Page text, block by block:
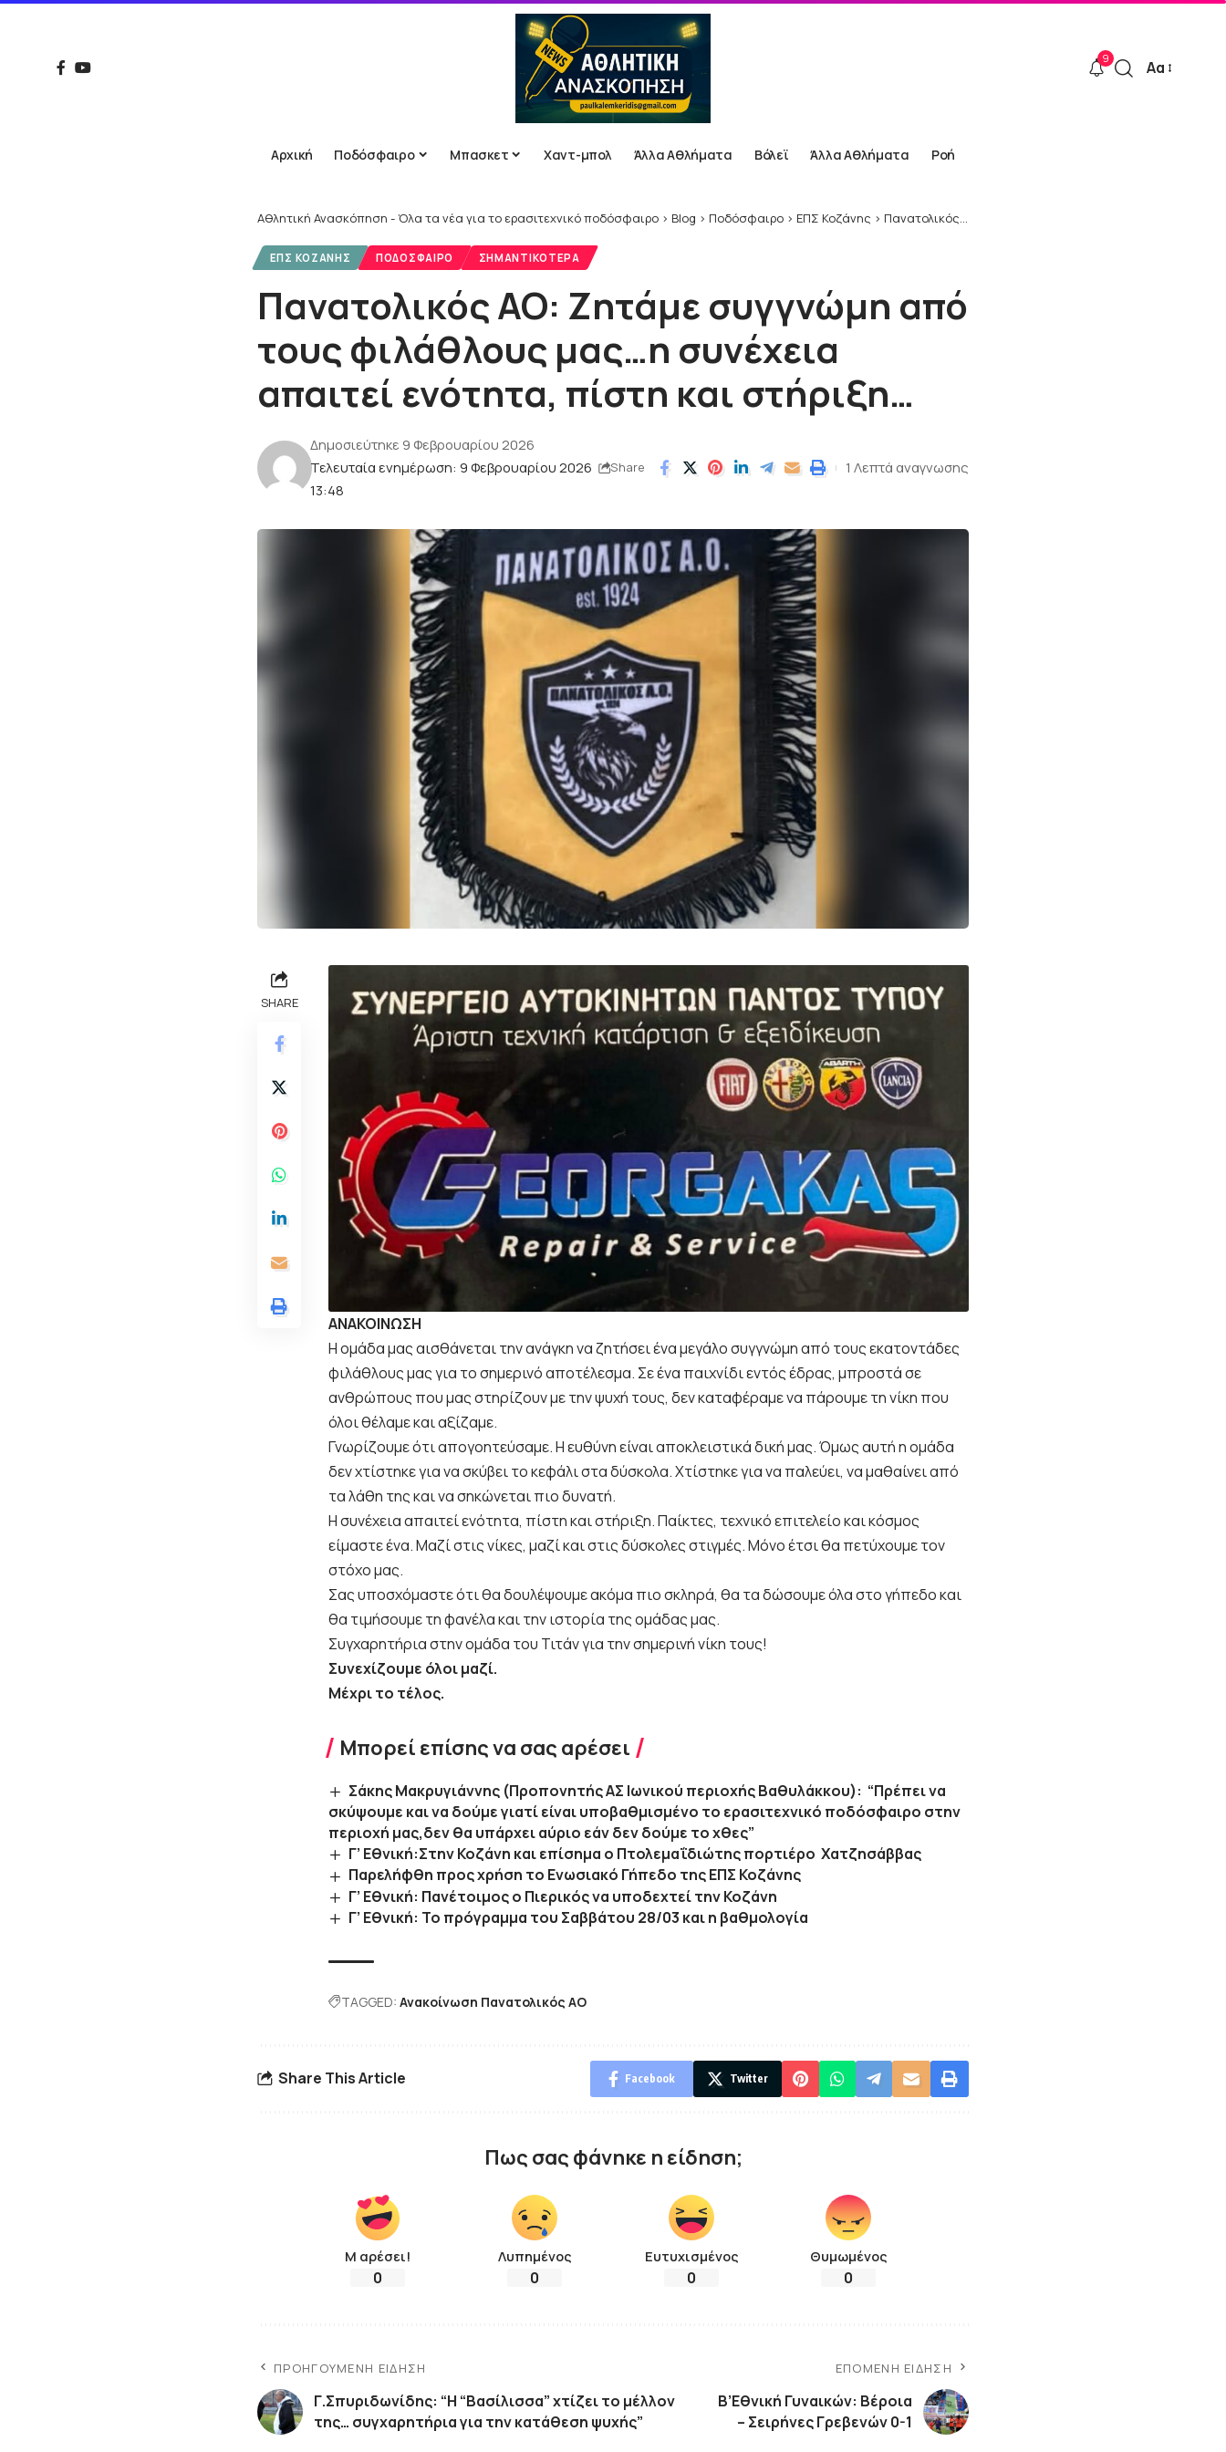
9
Font
Αα
Αρχική Ποδόσφαιρο Μπασκετ Χαντ-μπολ Άλλα Αθλήματα Βόλεϊ Άλλα Αθλήματα Ροή
Αθλητική Ανασκόπηση - Όλα τα νέα για το ερασιτεχνικό ποδόσφαιρο > Blog > Ποδόσφαιρο > ΕΠΣ Κοζάνης > Πανατολικός ΑΟ: Ζητάμε συγγνώμη από τους φιλάθλους μας…η συνέχεια απαιτεί ενότητα, πίστη και στήριξη…
ΕΠΣ ΚΟΖΆΝΗΣ ΠΟΔΌΣΦΑΙΡΟ ΣΗΜΑΝΤΙΚΌΤΕΡΑ
Πανατολικός ΑΟ: Ζητάμε συγγνώμη από
τους φιλάθλους μας…η συνέχεια
απαιτεί ενότητα, πίστη και στήριξη…
Τελευταία ενημέρωση: 9 Φεβρουαρίου 2026
13:48
Δημοσιεύτηκε 9 Φεβρουαρίου 2026
Share 1 Λεπτά αναγνωσης
SHARE
ΑΝΑΚΟΙΝΩΣΗ
Η ομάδα μας αισθάνεται την ανάγκη να ζητήσει ένα μεγάλο συγγνώμη από τους εκατοντάδες
φιλάθλους μας για το σημερινό αποτέλεσμα. Σε ένα παιχνίδι εντός έδρας, μπροστά σε
ανθρώπους που μας στηρίζουν με την ψυχή τους, δεν καταφέραμε να πάρουμε τη νίκη που
όλοι θέλαμε και αξίζαμε.
Γνωρίζουμε ότι απογοητεύσαμε. Η ευθύνη είναι αποκλειστικά δική μας. Όμως αυτή η ομάδα
δεν χτίστηκε για να σκύβει το κεφάλι στα δύσκολα. Χτίστηκε για να παλεύει, να μαθαίνει από
τα λάθη της και να σηκώνεται πιο δυνατή.
Η συνέχεια απαιτεί ενότητα, πίστη και στήριξη. Παίκτες, τεχνικό επιτελείο και κόσμος
είμαστε ένα. Μαζί στις νίκες, μαζί και στις δύσκολες στιγμές. Μόνο έτσι θα πετύχουμε τον
στόχο μας.
Σας υποσχόμαστε ότι θα δουλέψουμε ακόμα πιο σκληρά, θα τα δώσουμε όλα στο γήπεδο και
θα τιμήσουμε τη φανέλα και την ιστορία της ομάδας μας.
Συγχαρητήρια στην ομάδα του Τιτάν για την σημερινή νίκη τους!
Συνεχίζουμε όλοι μαζί.
Μέχρι το τέλος.
Μπορεί επίσης να σας αρέσει
Σάκης Μακρυγιάννης (Προπονητής ΑΣ Ιωνικού περιοχής Βαθυλάκκου): “Πρέπει να
σκύψουμε και να δούμε γιατί είναι υποβαθμισμένο το ερασιτεχνικό ποδόσφαιρο στην
περιοχή μας,δεν θα υπάρχει αύριο εάν δεν δούμε το χθες”
Γ’ Εθνική:Στην Κοζάνη και επίσημα ο Πτολεμαΐδιώτης πορτιέρο Χατζησάββας
Παρελήφθη προς χρήση το Ενωσιακό Γήπεδο της ΕΠΣ Κοζάνης
Γ’ Εθνική: Πανέτοιμος ο Πιερικός να υποδεχτεί την Κοζάνη
Γ’ Εθνική: Το πρόγραμμα του Σαββάτου 28/03 και η βαθμολογία
TAGGED: Ανακοίνωση Πανατολικός ΑΟ
Share This Article Facebook Twitter
Πως σας φάνηκε η είδηση;
Μ αρέσει!
0
Λυπημένος
0
Ευτυχισμένος
0
Θυμωμένος
0
ΠΡΟΗΓΟΎΜΕΝΗ ΕΊΔΗΣΗ
Γ.Σπυριδωνίδης: “Η “Βασίλισσα” χτίζει το μέλλον
της… συγχαρητήρια για την κατάθεση ψυχής”
ΕΠΌΜΕΝΗ ΕΊΔΗΣΗ
B’Eθνική Γυναικών: Βέροια
– Σειρήνες Γρεβενών 0-1